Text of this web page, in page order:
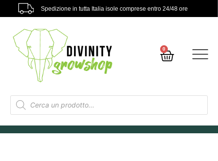
Spedizione in tutta Italia isole comprese entro 24/48 ore
0